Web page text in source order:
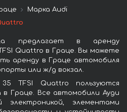
Марка Audi
предлагает в аренду
Quattro в Граце. Вы можете
аренду в Граце автомобиля
или ж/д вокзал.
TFSI Quattro пользуются
в Граце. Все автомобили Ауди
электроникой, элементами